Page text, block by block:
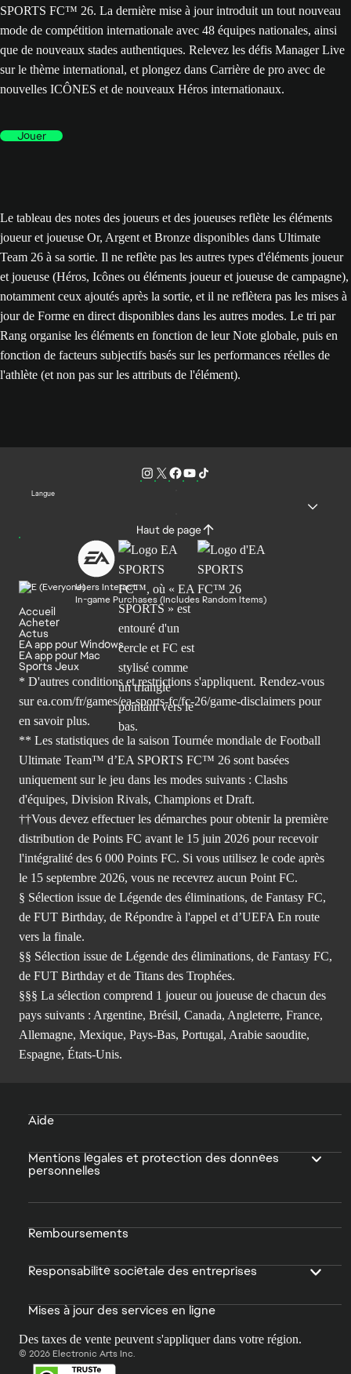
SPORTS FC™ 26. La dernière mise à jour introduit un tout nouveau
mode de compétition internationale avec 48 équipes nationales, ainsi
que de nouveaux stades authentiques. Relevez les défis Manager Live
sur le thème international, et plongez dans Carrière de pro avec de
nouvelles ICÔNES et de nouveaux Héros internationaux.
Jouer
Le tableau des notes des joueurs et des joueuses reflète les éléments
joueur et joueuse Or, Argent et Bronze disponibles dans Ultimate
Team 26 à sa sortie. Il ne reflète pas les autres types d'éléments joueur
et joueuse (Héros, Icônes ou éléments joueur et joueuse de campagne),
notamment ceux ajoutés après la sortie, et il ne reflètera pas les mises à
jour de Forme en direct disponibles dans les autres modes. Le tri par
Rang organise les éléments en fonction de leur Note globale, puis en
fonction de facteurs subjectifs basés sur les performances réelles de
l'athlète (et non pas sur les attributs de l'élément).
Langue
Haut de page
Users Interact
In-game Purchases (Includes Random Items)
Accueil
Acheter
Actus
EA app pour Windows
EA app pour Mac
Sports Jeux
* D'autres conditions et restrictions s'appliquent. Rendez-vous
sur ea.com/fr/games/ea-sports-fc/fc-26/game-disclaimers pour
en savoir plus.
** Les statistiques de la saison Tournée mondiale de Football
Ultimate Team™ d’EA SPORTS FC™ 26 sont basées
uniquement sur le jeu dans les modes suivants : Clashs
d'équipes, Division Rivals, Champions et Draft.
††Vous devez effectuer les démarches pour obtenir la première
distribution de Points FC avant le 15 juin 2026 pour recevoir
l'intégralité des 6 000 Points FC. Si vous utilisez le code après
le 15 septembre 2026, vous ne recevrez aucun Point FC.
§ Sélection issue de Légende des éliminations, de Fantasy FC,
de FUT Birthday, de Répondre à l'appel et d’UEFA En route
vers la finale.
§§ Sélection issue de Légende des éliminations, de Fantasy FC,
de FUT Birthday et de Titans des Trophées.
§§§ La sélection comprend 1 joueur ou joueuse de chacun des
pays suivants : Argentine, Brésil, Canada, Angleterre, France,
Allemagne, Mexique, Pays-Bas, Portugal, Arabie saoudite,
Espagne, États-Unis.
Aide
Mentions légales et protection des données
personnelles
Remboursements
Responsabilité sociétale des entreprises
Mises à jour des services en ligne
Des taxes de vente peuvent s'appliquer dans votre région.
© 2026 Electronic Arts Inc.